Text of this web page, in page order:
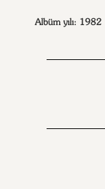
Albüm yılı: 1982